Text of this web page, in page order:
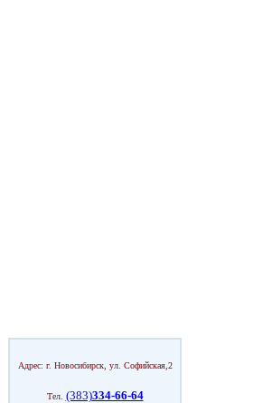
Адрес: г. Новосибирск, ул. Софийская,2
Тел. (383)334-66-64